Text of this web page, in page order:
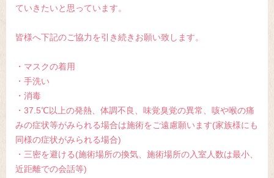
ていきたいと思っています。
皆様へ下記のご協力を引き続きお願い致します。
・マスクの着用
・手洗い
・消毒
・37.5℃以上の発熱、体調不良、味覚臭覚の異常、咳や喉の痛
みの症状等がみられる場合は施術をご遠慮願います(家族様にも
同様の症状がみられる場合)
・三密を避ける(施術場所の換気、施術場所の入室人数は最小、
近距離での会話等)